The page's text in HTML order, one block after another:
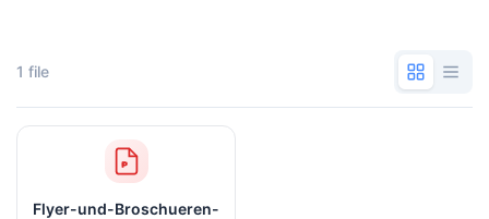
1 file
Flyer-und-Broschueren-